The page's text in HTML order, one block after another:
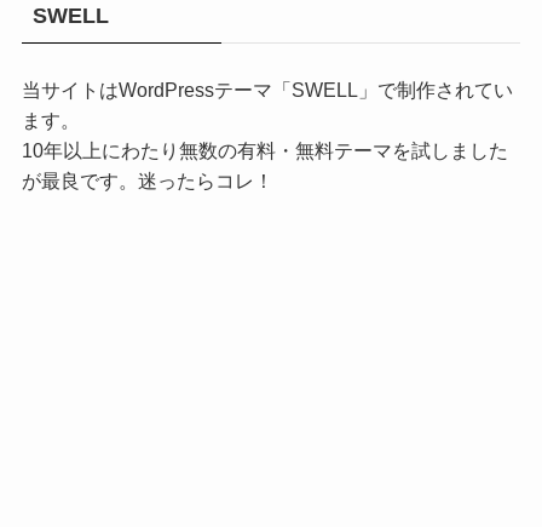
SWELL
当サイトはWordPressテーマ「SWELL」で制作されてい
ます。
10年以上にわたり無数の有料・無料テーマを試しました
が最良です。迷ったらコレ！